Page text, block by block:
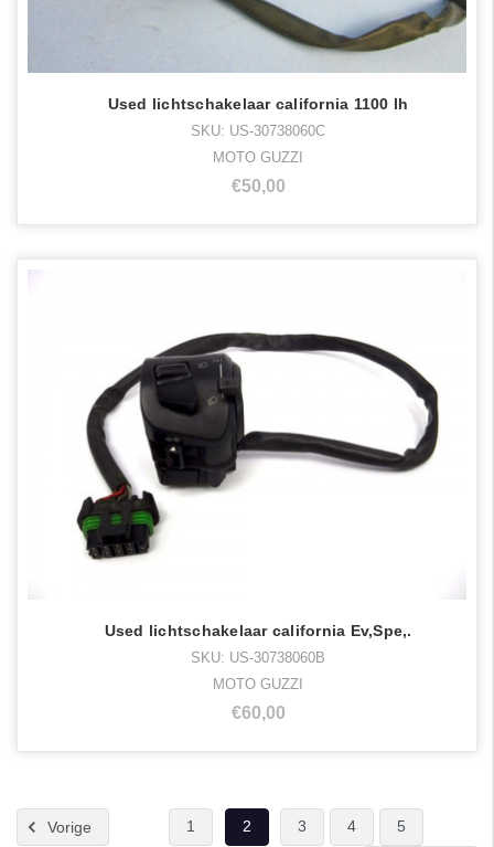
Used lichtschakelaar california 1100 lh
SKU: US-30738060C
MOTO GUZZI
€50,00
Used lichtschakelaar california Ev,Spe,.
SKU: US-30738060B
MOTO GUZZI
€60,00
Vorige 1 2 3 4 5